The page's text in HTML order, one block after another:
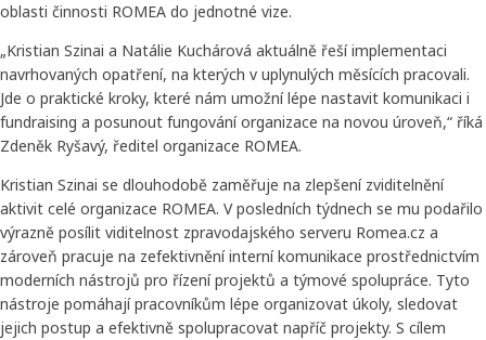
oblasti činnosti ROMEA do jednotné vize.
„Kristian Szinai a Natálie Kuchárová aktuálně řeší implementaci
navrhovaných opatření, na kterých v uplynulých měsících pracovali.
Jde o praktické kroky, které nám umožní lépe nastavit komunikaci i
fundraising a posunout fungování organizace na novou úroveň,“ říká
Zdeněk Ryšavý, ředitel organizace ROMEA.
Kristian Szinai se dlouhodobě zaměřuje na zlepšení zviditelnění
aktivit celé organizace ROMEA. V posledních týdnech se mu podařilo
výrazně posílit viditelnost zpravodajského serveru Romea.cz a
zároveň pracuje na zefektivnění interní komunikace prostřednictvím
moderních nástrojů pro řízení projektů a týmové spolupráce. Tyto
nástroje pomáhají pracovníkům lépe organizovat úkoly, sledovat
jejich postup a efektivně spolupracovat napříč projekty. S cílem